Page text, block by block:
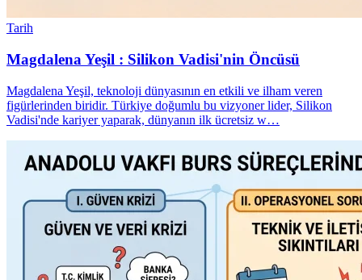
Tarih
Magdalena Yeşil : Silikon Vadisi'nin Öncüsü
Magdalena Yeşil, teknoloji dünyasının en etkili ve ilham veren
figürlerinden biridir. Türkiye doğumlu bu vizyoner lider, Silikon
Vadisi'nde kariyer yaparak, dünyanın ilk ücretsiz w…